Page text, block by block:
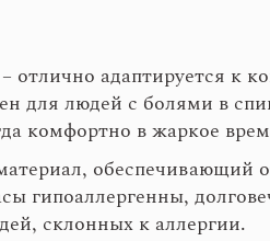
– отлично адаптируется к
для людей с болями в
комфортно в жаркое
обеспечивающий
гипоаллергенны,
склонных к аллергии.